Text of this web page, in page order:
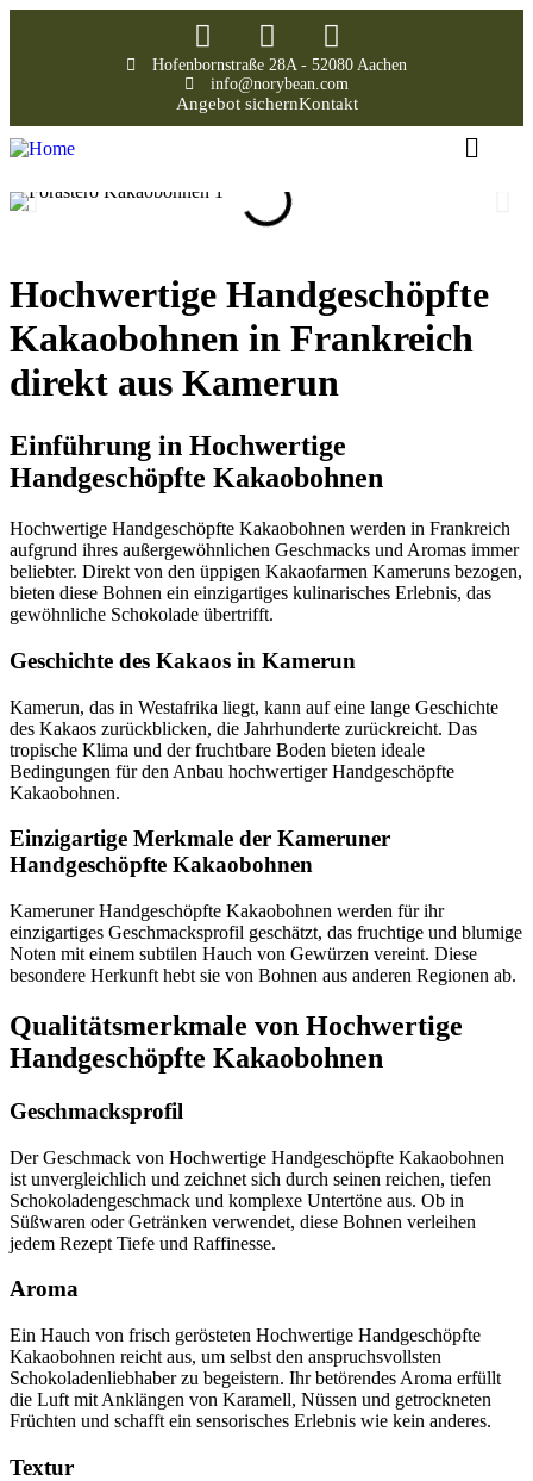
Hofenbornstraße 28A - 52080 Aachen
info@norybean.com
Angebot sichernKontakt
Hochwertige Handgeschöpfte
Kakaobohnen in Frankreich
direkt aus Kamerun
Einführung in Hochwertige
Handgeschöpfte Kakaobohnen
Hochwertige Handgeschöpfte Kakaobohnen werden in Frankreich
aufgrund ihres außergewöhnlichen Geschmacks und Aromas immer
beliebter. Direkt von den üppigen Kakaofarmen Kameruns bezogen,
bieten diese Bohnen ein einzigartiges kulinarisches Erlebnis, das
gewöhnliche Schokolade übertrifft.
Geschichte des Kakaos in Kamerun
Kamerun, das in Westafrika liegt, kann auf eine lange Geschichte
des Kakaos zurückblicken, die Jahrhunderte zurückreicht. Das
tropische Klima und der fruchtbare Boden bieten ideale
Bedingungen für den Anbau hochwertiger Handgeschöpfte
Kakaobohnen.
Einzigartige Merkmale der Kameruner
Handgeschöpfte Kakaobohnen
Kameruner Handgeschöpfte Kakaobohnen werden für ihr
einzigartiges Geschmacksprofil geschätzt, das fruchtige und blumige
Noten mit einem subtilen Hauch von Gewürzen vereint. Diese
besondere Herkunft hebt sie von Bohnen aus anderen Regionen ab.
Qualitätsmerkmale von Hochwertige
Handgeschöpfte Kakaobohnen
Geschmacksprofil
Der Geschmack von Hochwertige Handgeschöpfte Kakaobohnen
ist unvergleichlich und zeichnet sich durch seinen reichen, tiefen
Schokoladengeschmack und komplexe Untertöne aus. Ob in
Süßwaren oder Getränken verwendet, diese Bohnen verleihen
jedem Rezept Tiefe und Raffinesse.
Aroma
Ein Hauch von frisch gerösteten Hochwertige Handgeschöpfte
Kakaobohnen reicht aus, um selbst den anspruchsvollsten
Schokoladenliebhaber zu begeistern. Ihr betörendes Aroma erfüllt
die Luft mit Anklängen von Karamell, Nüssen und getrockneten
Früchten und schafft ein sensorisches Erlebnis wie kein anderes.
Textur